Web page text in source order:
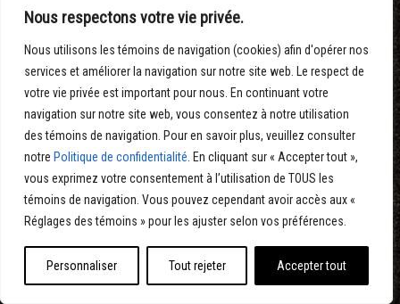
Nous respectons votre vie privée.
Nous utilisons les témoins de navigation (cookies) afin d'opérer nos
services et améliorer la navigation sur notre site web. Le respect de
votre vie privée est important pour nous. En continuant votre
navigation sur notre site web, vous consentez à notre utilisation
des témoins de navigation. Pour en savoir plus, veuillez consulter
notre Politique de confidentialité . En cliquant sur « Accepter tout »,
vous exprimez votre consentement à l’utilisation de TOUS les
témoins de navigation. Vous pouvez cependant avoir accès aux «
Réglages des témoins » pour les ajuster selon vos préférences.
Personnaliser Tout rejeter Accepter tout
la Escuela, formation de 14 heures, en sept parties, donnée par
Maxime Dussault, Jean-Sébastien Lavoie et Luka Groulx,
introduisant au métier de motion designer, dans un environnement
de production et de travail d’équipe.
Conception, réalisation, direction artistique, design, illustrations et
animation : Eltoro Studio